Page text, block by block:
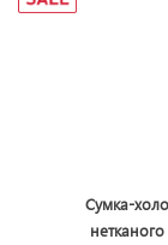
Сумка-